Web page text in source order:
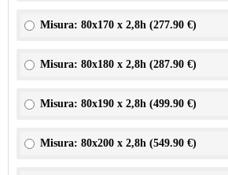
Misura: 80x170 x 2,8h (277.90 €)
Misura: 80x180 x 2,8h (287.90 €)
Misura: 80x190 x 2,8h (499.90 €)
Misura: 80x200 x 2,8h (549.90 €)